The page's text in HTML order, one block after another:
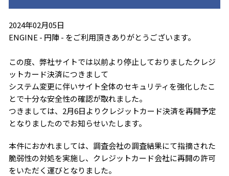
2024年02月05日
ENGINE - 円陣 - をご利用頂きありがとうございます。
この度、弊社サイトでは以前より停止しておりましたクレジ
ットカード決済につきまして
システム変更に伴いサイト全体のセキュリティを強化したこ
とで十分な安全性の確認が取れました。
つきましては、2月6日よりクレジットカード決済を再開予定
となりましたのでお知らせいたします。
本件におかれましては、調査会社の調査結果にて指摘された
脆弱性の対処を実施し、クレジットカード会社に再開の許可
をいただく運びとなりました。